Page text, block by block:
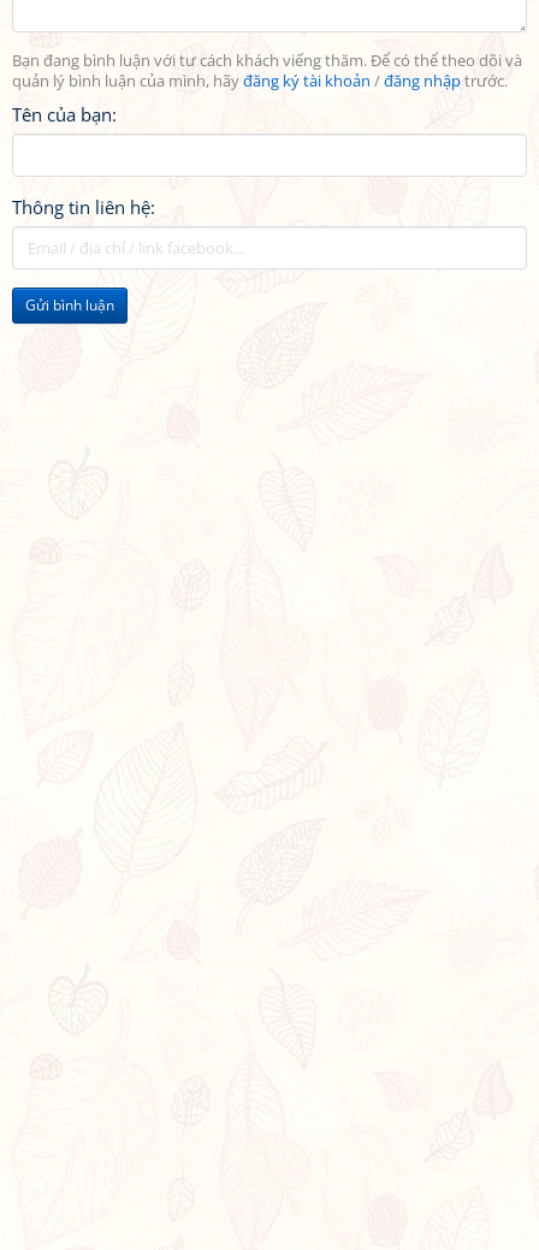
Bạn đang bình luận với tư cách khách viếng thăm. Để có thể theo dõi và
quản lý bình luận của mình, hãyđăng ký tài khoản /đăng nhậptrước.
Tên của bạn:
Thông tin liên hệ:
Gửi bình luận